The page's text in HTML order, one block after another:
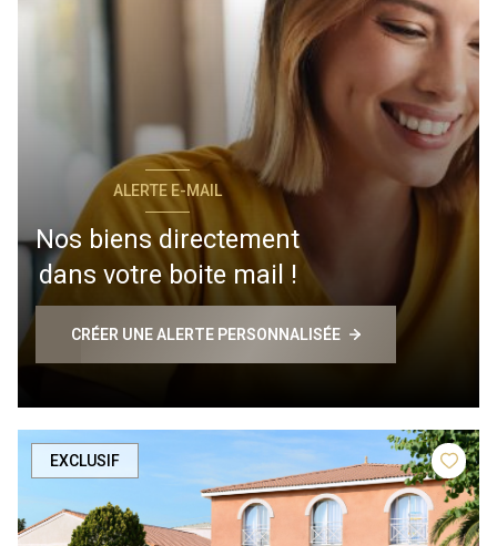
ALERTE E-MAIL
Nos biens directement
dans votre boite mail !
CRÉER UNE ALERTE PERSONNALISÉE
EXCLUSIF